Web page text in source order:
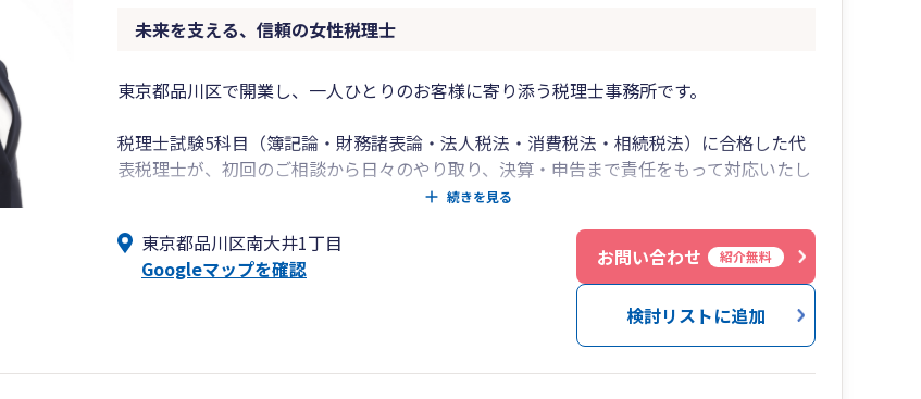
未来を支える、信頼の女性税理士
東京都品川区で開業し、一人ひとりのお客様に寄り添う税理士事務所です。
税理士試験5科目（簿記論・財務諸表論・法人税法・消費税法・相続税法）に合格した代
表税理士が、初回のご相談から日々のやり取り、決算・申告まで責任をもって対応いたし
お金や税金のことは、身近に相談できる専門家がいることが大切です。
税務の専門家として、専門性を踏まえた的確なご説明を心がけています。
お客様の状況を深く理解し、長期的に寄り添います。
続きを見る
東京都品川区南大井1丁目
Googleマップを確認
お問い合わせ 紹介無料
検討リストに追加